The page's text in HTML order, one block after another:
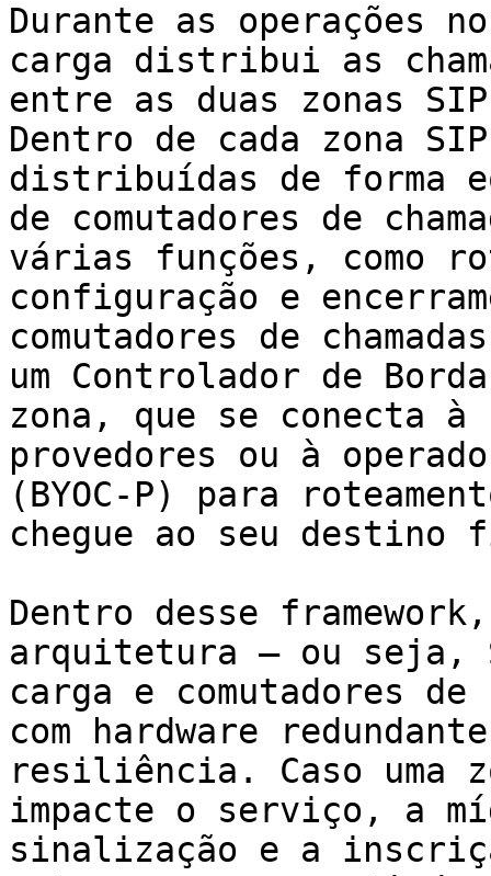
Durante as operações
carga distribui as
entre as duas zonas
Dentro de cada zona
distribuídas de forma
de comutadores de
várias funções, como
configuração e
comutadores de
um Controlador de
zona, que se conecta à
provedores ou à
(BYOC-P) para
chegue ao seu destino
Dentro desse
arquitetura — ou seja,
carga e comutadores de
com hardware
resiliência. Caso uma
impacte o serviço, a
sinalização e a